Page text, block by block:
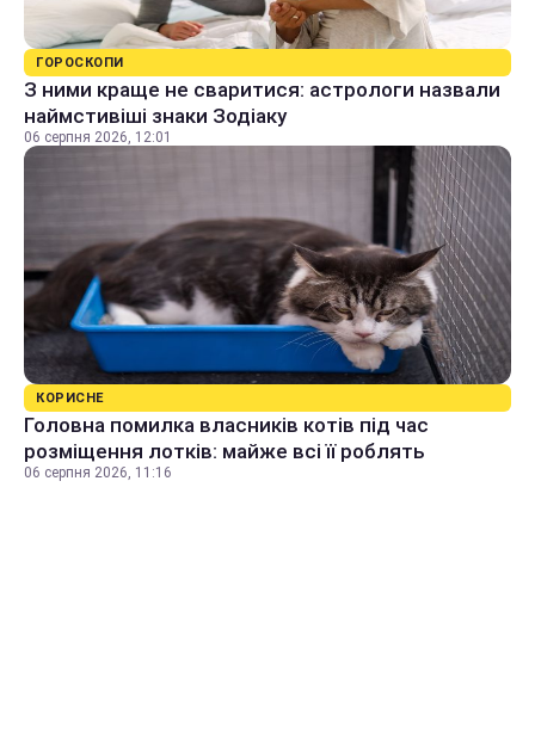
ГОРОСКОПИ
З ними краще не сваритися: астрологи назвали
наймстивіші знаки Зодіаку
06 серпня 2026, 12:01
КОРИСНЕ
Головна помилка власників котів під час
розміщення лотків: майже всі її роблять
06 серпня 2026, 11:16